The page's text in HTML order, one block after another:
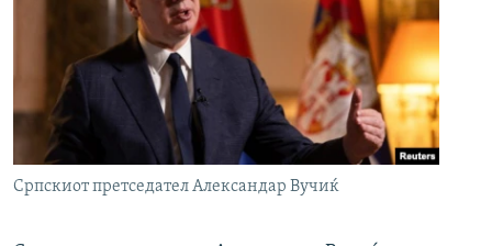
Српскиот претседател Александар Вучиќ